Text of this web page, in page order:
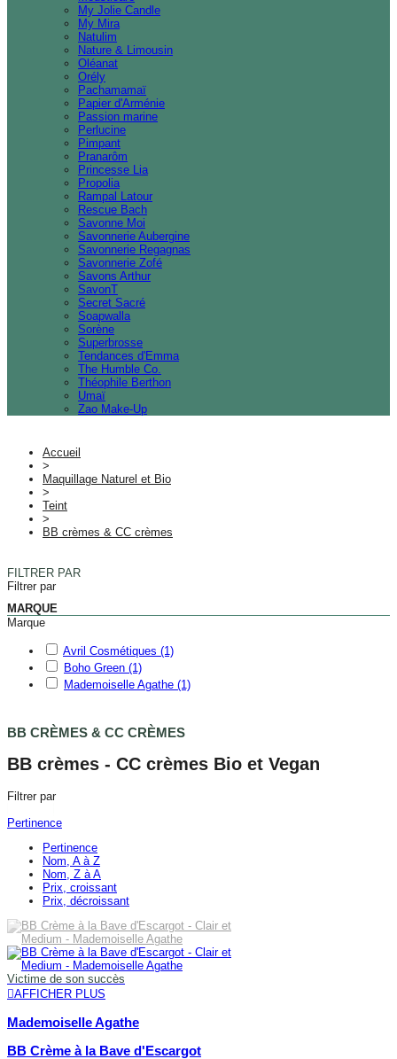
My Jolie Candle
My Mira
Natulim
Nature & Limousin
Oléanat
Orély
Pachamamaï
Papier d'Arménie
Passion marine
Perlucine
Pimpant
Pranarôm
Princesse Lia
Propolia
Rampal Latour
Rescue Bach
Savonne Moi
Savonnerie Aubergine
Savonnerie Regagnas
Savonnerie Zofé
Savons Arthur
SavonT
Secret Sacré
Soapwalla
Sorène
Superbrosse
Tendances d'Emma
The Humble Co.
Théophile Berthon
Umaï
Zao Make-Up
Accueil
>
Maquillage Naturel et Bio
>
Teint
>
BB crèmes & CC crèmes
FILTRER PAR
Filtrer par
MARQUE
Marque
Avril Cosmétiques (1)
Boho Green (1)
Mademoiselle Agathe (1)
BB CRÈMES & CC CRÈMES
BB crèmes - CC crèmes Bio et Vegan
Filtrer par
Pertinence
Pertinence
Nom, A à Z
Nom, Z à A
Prix, croissant
Prix, décroissant
Victime de son succès
AFFICHER PLUS
Mademoiselle Agathe
BB Crème à la Bave d'Escargot